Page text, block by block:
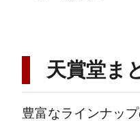
天賞堂ま
豊富なラインナッ